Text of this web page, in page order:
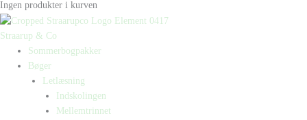
Ingen produkter i kurven
Straarup & Co
Sommerbogpakker
Bøger
Letlæsning
Indskolingen
Mellemtrinnet